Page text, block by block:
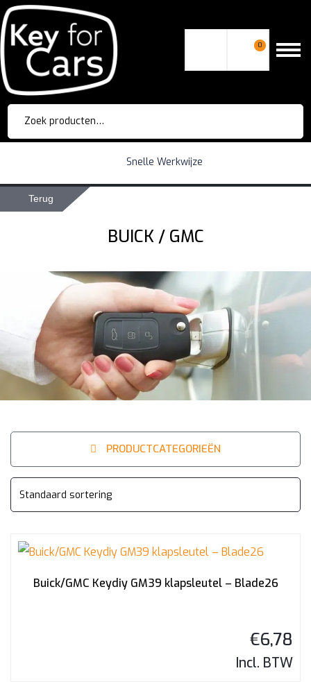
0
Zoeken
naar:
Snelle Werkwijze
Terug
BUICK / GMC
PRODUCTCATEGORIEËN
Buick/GMC Keydiy GM39 klapsleutel – Blade26
€6,78
Incl. BTW